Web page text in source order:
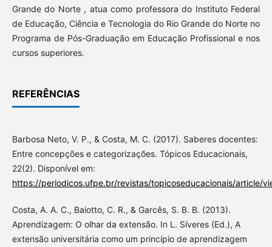
Grande do Norte , atua como professora do Instituto Federal
de Educação, Ciência e Tecnologia do Rio Grande do Norte no
Programa de Pós-Graduação em Educação Profissional e nos
cursos superiores.
REFERÊNCIAS
Barbosa Neto, V. P., & Costa, M. C. (2017). Saberes docentes:
Entre concepções e categorizações. Tópicos Educacionais,
22(2). Disponível em:
https://periodicos.ufpe.br/revistas/topicoseducacionais/article/
Costa, A. A. C., Baiotto, C. R., & Garcês, S. B. B. (2013).
Aprendizagem: O olhar da extensão. In L. Síveres (Ed.), A
extensão universitária como um princípio de aprendizagem